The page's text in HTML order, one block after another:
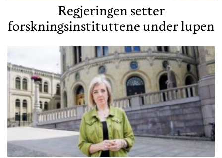
Regjeringen setter
forskningsinstituttene under lupen